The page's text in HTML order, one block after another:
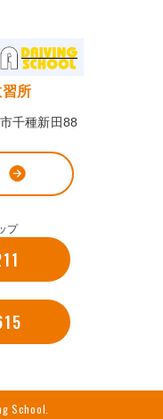
所
千種新田88
プ
School.